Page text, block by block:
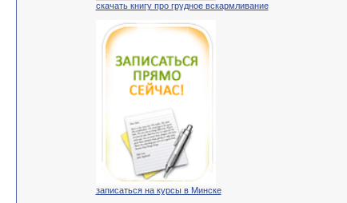
скачать книгу про грудное вскармливание
записаться на курсы в Минске